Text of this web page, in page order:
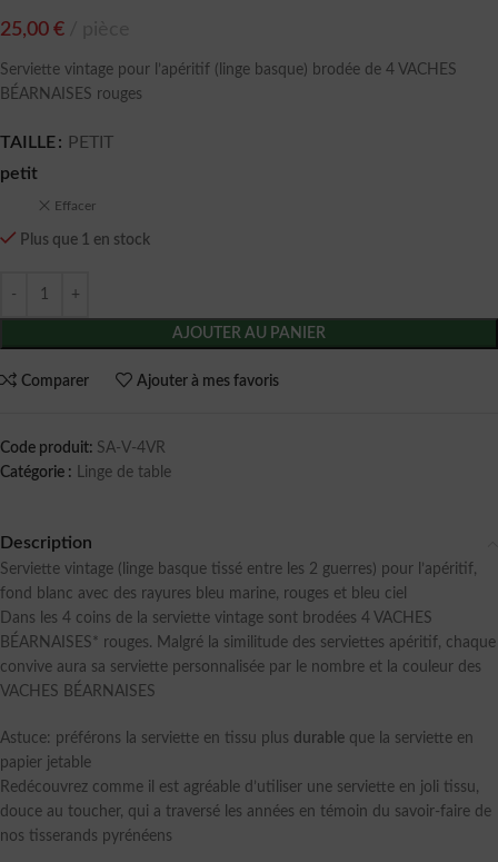
25,00 €
Serviette vintage pour l’apéritif (linge basque) brodée de 4 VACHES
BÉARNAISES rouges
TAILLE
PETIT
petit
Effacer
Plus que 1 en stock
AJOUTER AU PANIER
Comparer Ajouter à mes favoris
Code produit: SA-V-4VR
Catégorie : Linge de table
Description
Serviette vintage (linge basque tissé entre les 2 guerres) pour l’apéritif,
fond blanc avec des rayures bleu marine, rouges et bleu ciel
Dans les 4 coins de la serviette vintage sont brodées 4 VACHES
BÉARNAISES* rouges. Malgré la similitude des serviettes apéritif, chaque
convive aura sa serviette personnalisée par le nombre et la couleur des
VACHES BÉARNAISES
Astuce: préférons la serviette en tissu plus durable que la serviette en
papier jetable
Redécouvrez comme il est agréable d’utiliser une serviette en joli tissu,
douce au toucher, qui a traversé les années en témoin du savoir-faire de
nos tisserands pyrénéens